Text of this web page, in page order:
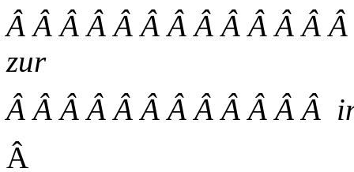
Â Â Â Â Â Â Â Â Â Â Â Â
zur
Â Â Â Â Â Â Â Â Â Â Â Â
Â